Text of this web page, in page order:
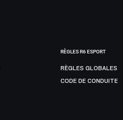
RÈGLES R6 ESPORT
RÈGLES GLOBALES
CODE DE CONDUITE